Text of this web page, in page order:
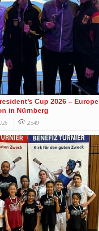
Cup 2026 – Europe
in Nürnberg
2549